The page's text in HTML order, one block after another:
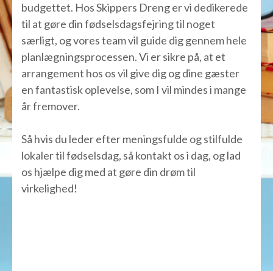
budgettet. Hos Skippers Dreng er vi dedikerede
til at gøre din fødselsdagsfejring til noget
særligt, og vores team vil guide dig gennem hele
planlægningsprocessen. Vi er sikre på, at et
arrangement hos os vil give dig og dine gæster
en fantastisk oplevelse, som I vil mindes i mange
år fremover.
Så hvis du leder efter meningsfulde og stilfulde
lokaler til fødselsdag, så kontakt os i dag, og lad
os hjælpe dig med at gøre din drøm til
virkelighed!